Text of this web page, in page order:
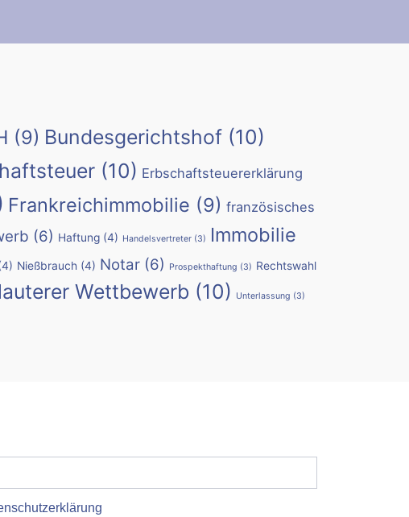
(9) Bundesgerichtshof (10)
(10) Erbschaftsteuererklärung
Frankreichimmobilie (9) französisches
(6) Haftung (4) Handelsvertreter (3)
Immobilie
Nießbrauch (4) Notar (6) Prospekthaftung (3) Rechtswahl
Wettbewerb (10) Unterlassung (3)